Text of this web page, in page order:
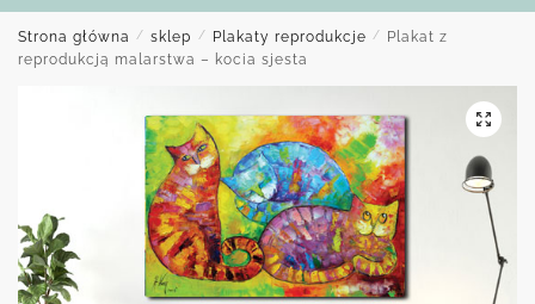
Strona główna / sklep / Plakaty reprodukcje /
Plakat z
reprodukcją malarstwa – kocia sjesta